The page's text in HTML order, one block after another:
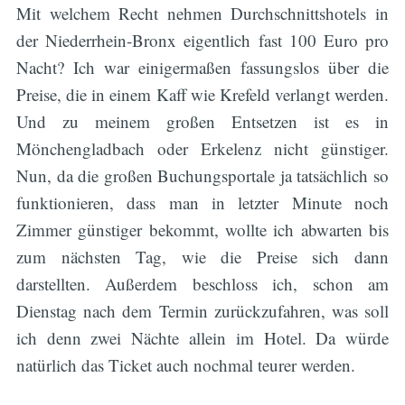
Mit welchem Recht nehmen Durchschnittshotels in
der Niederrhein-Bronx eigentlich fast 100 Euro pro
Nacht? Ich war einigermaßen fassungslos über die
Preise, die in einem Kaff wie Krefeld verlangt werden.
Und zu meinem großen Entsetzen ist es in
Mönchengladbach oder Erkelenz nicht günstiger.
Nun, da die großen Buchungsportale ja tatsächlich so
funktionieren, dass man in letzter Minute noch
Zimmer günstiger bekommt, wollte ich abwarten bis
zum nächsten Tag, wie die Preise sich dann
darstellten. Außerdem beschloss ich, schon am
Dienstag nach dem Termin zurückzufahren, was soll
ich denn zwei Nächte allein im Hotel. Da würde
natürlich das Ticket auch nochmal teurer werden.